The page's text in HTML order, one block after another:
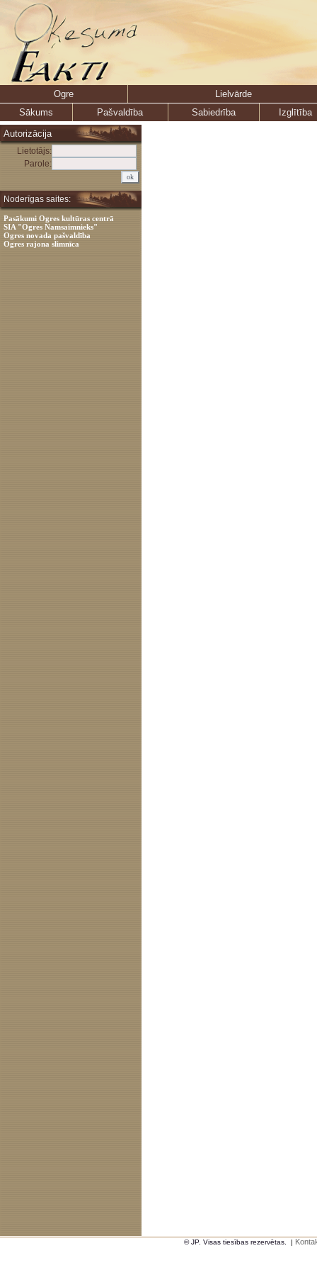
Ogre
Lielvārde
Sākums
Pašvaldība Sabiedrība
Izglītība
Autorizācija
Lietotājs:
Parole:
Noderīgas saites:
Pasākumi Ogres kultūras centrā
SIA "Ogres Namsaimnieks"
Ogres novada pašvaldība
Ogres rajona slimnīca
© JP. Visas tiesības rezervētas. |